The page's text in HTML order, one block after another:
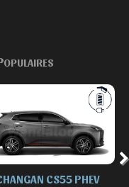
OPULAIRES
CS55 PHEV